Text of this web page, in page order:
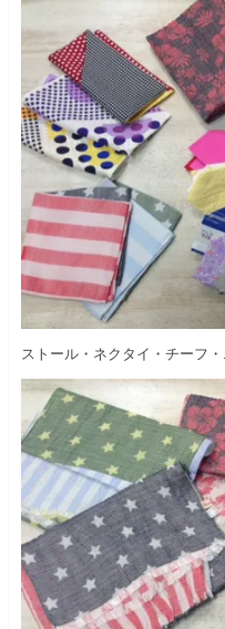
ストール・ネクタイ・チーフ